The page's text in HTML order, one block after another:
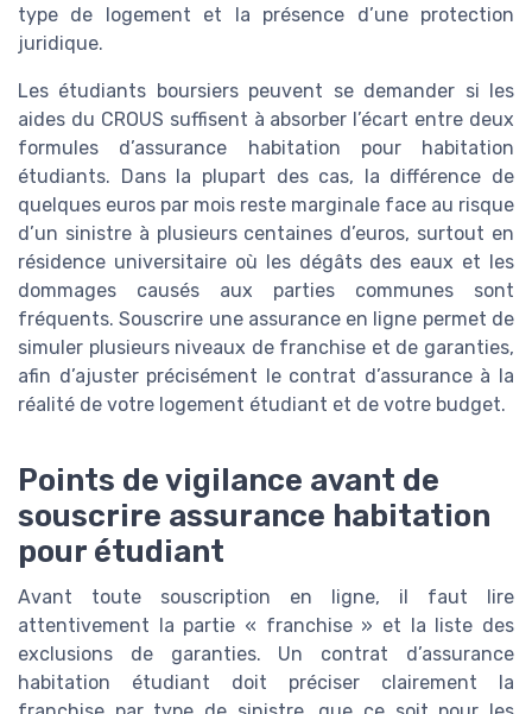
type de logement et la présence d’une protection
juridique.
Les étudiants boursiers peuvent se demander si les
aides du CROUS suffisent à absorber l’écart entre deux
formules d’assurance habitation pour habitation
étudiants. Dans la plupart des cas, la différence de
quelques euros par mois reste marginale face au risque
d’un sinistre à plusieurs centaines d’euros, surtout en
résidence universitaire où les dégâts des eaux et les
dommages causés aux parties communes sont
fréquents. Souscrire une assurance en ligne permet de
simuler plusieurs niveaux de franchise et de garanties,
afin d’ajuster précisément le contrat d’assurance à la
réalité de votre logement étudiant et de votre budget.
Points de vigilance avant de
souscrire assurance habitation
pour étudiant
Avant toute souscription en ligne, il faut lire
attentivement la partie « franchise » et la liste des
exclusions de garanties. Un contrat d’assurance
habitation étudiant doit préciser clairement la